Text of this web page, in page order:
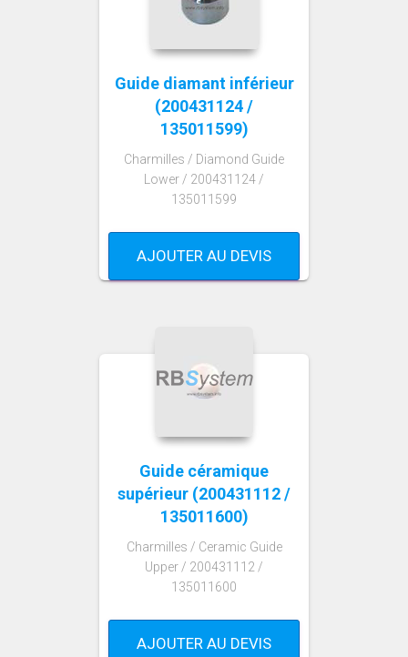
Guide diamant inférieur
(200431124 /
135011599)
Charmilles / Diamond Guide
Lower / 200431124 /
135011599
AJOUTER AU DEVIS
Guide céramique
supérieur (200431112 /
135011600)
Charmilles / Ceramic Guide
Upper / 200431112 /
135011600
AJOUTER AU DEVIS